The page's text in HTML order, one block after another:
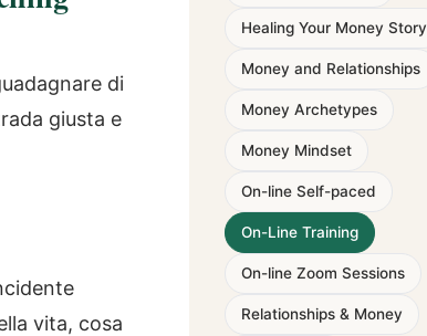
di
giusta e
vita, cosa
Healing Your Money Story
Money and Relationships
Money Archetypes
Money Mindset
On-line Self-paced
On-Line Training
On-line Zoom Sessions
Relationships & Money